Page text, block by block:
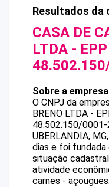
Resultados da
CASA DE
LTDA - EPP
Sobre a empresa
O CNPJ da
BRENO LTDA -
48.502.150/
UBERLANDIA,
dias e foi
situação
atividade
carnes - açougues.